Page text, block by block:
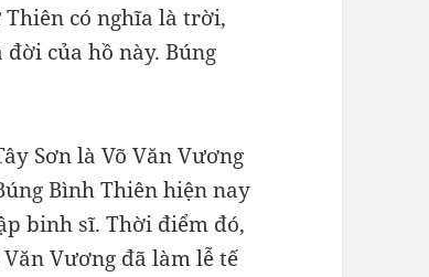
Thiên có nghĩa là trời,
của hồ này. Búng
Sơn là Võ Văn Vương
Bình Thiên hiện nay
binh sĩ. Thời điểm đó,
Vương đã làm lễ tế